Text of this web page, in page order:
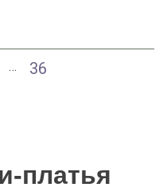
… 36
платья